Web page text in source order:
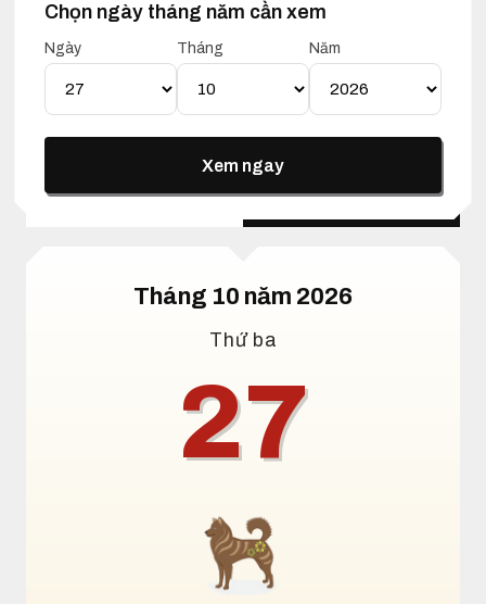
Chọn ngày tháng năm cần xem
Ngày Tháng Năm
Xem ngay
1. Xem ngày tốt xấu 27 tháng 10 năm 2026
Lịch Vạn Niên 27 Tháng 10
Năm 2026
Lịch dương Lịch âm
Tháng 10 năm 2026
Thứ ba
27